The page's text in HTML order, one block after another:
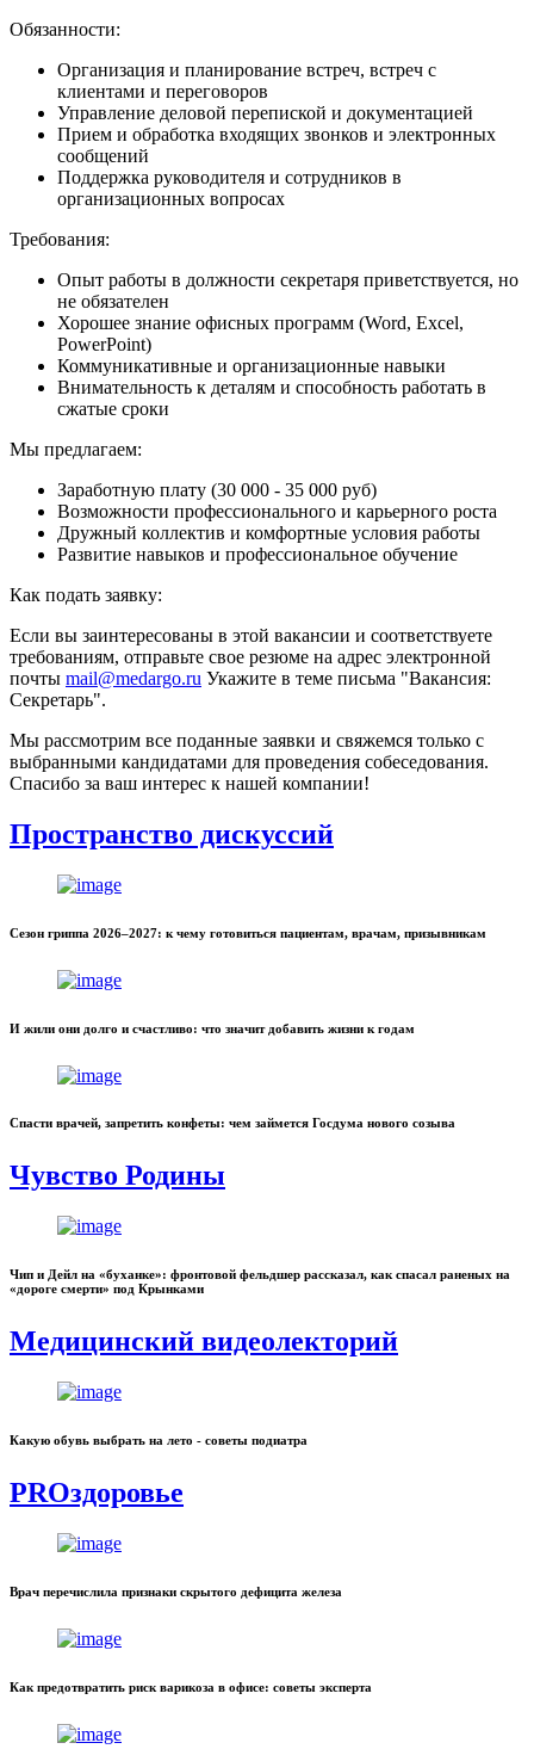
Обязанности:
Организация и планирование встреч, встреч с
клиентами и переговоров
Управление деловой перепиской и документацией
Прием и обработка входящих звонков и электронных
сообщений
Поддержка руководителя и сотрудников в
организационных вопросах
Требования:
Опыт работы в должности секретаря приветствуется, но
не обязателен
Хорошее знание офисных программ (Word, Excel,
PowerPoint)
Коммуникативные и организационные навыки
Внимательность к деталям и способность работать в
сжатые сроки
Мы предлагаем:
Заработную плату (30 000 - 35 000 руб)
Возможности профессионального и карьерного роста
Дружный коллектив и комфортные условия работы
Развитие навыков и профессиональное обучение
Как подать заявку:
Если вы заинтересованы в этой вакансии и соответствуете
требованиям, отправьте свое резюме на адрес электронной
почты mail@medargo.ru Укажите в теме письма "Вакансия:
Секретарь".
Мы рассмотрим все поданные заявки и свяжемся только с
выбранными кандидатами для проведения собеседования.
Спасибо за ваш интерес к нашей компании!
Пространство дискуссий
Сезон гриппа 2026–2027: к чему готовиться пациентам, врачам, призывникам
И жили они долго и счастливо: что значит добавить жизни к годам
Спасти врачей, запретить конфеты: чем займется Госдума нового созыва
Чувство Родины
Чип и Дейл на «буханке»: фронтовой фельдшер рассказал, как спасал раненых на
«дороге смерти» под Крынками
Медицинский видеолекторий
Какую обувь выбрать на лето - советы подиатра
PROздоровье
Врач перечислила признаки скрытого дефицита железа
Как предотвратить риск варикоза в офисе: советы эксперта